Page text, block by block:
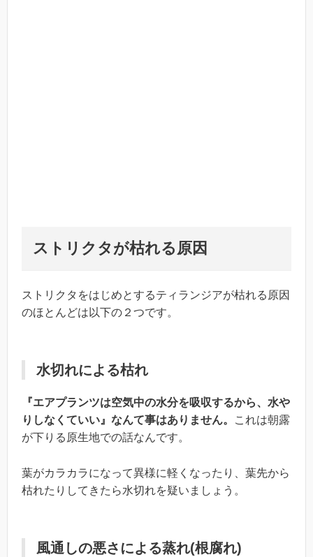
ストリクタ が枯れる原因
ストリクタをはじめとするティランジアが枯れる原因
のほとんどは以下の２つです。
水切れによる枯れ
『エアプランツは空気中の水分を吸収するから、水や
りしなくていい』なんて事はありません。
これは朝露
が下りる原生地での話なんです。
葉がカラカラになって異様に軽くなったり、葉先から
枯れたりしてきたら水切れを疑いましょう。
風通しの悪さによる蒸れ(根腐れ)